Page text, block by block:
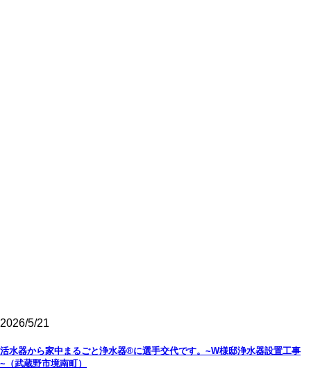
2026/5/21
活水器から家中まるごと浄水器®に選手交代です。~W様邸浄水器設置工事
~（武蔵野市境南町）